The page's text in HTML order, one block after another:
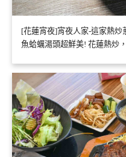
[花蓮宵夜]宵夜人家-這家熱
魚蛤蠣湯頭超鮮美! 花蓮熱炒